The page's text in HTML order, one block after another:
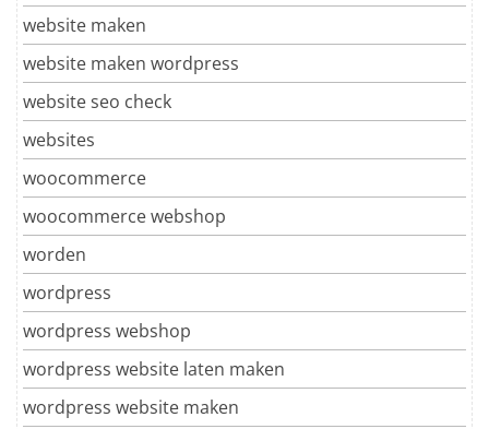
website maken
website maken wordpress
website seo check
websites
woocommerce
woocommerce webshop
worden
wordpress
wordpress webshop
wordpress website laten maken
wordpress website maken